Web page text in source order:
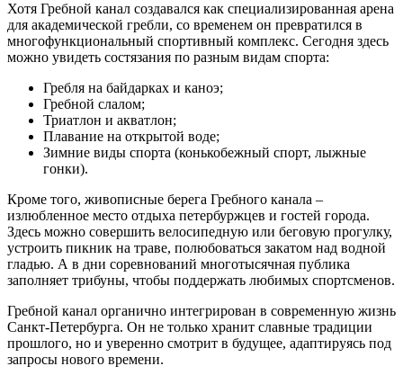
Хотя Гребной канал создавался как специализированная арена
для академической гребли, со временем он превратился в
многофункциональный спортивный комплекс. Сегодня здесь
можно увидеть состязания по разным видам спорта:
Гребля на байдарках и каноэ;
Гребной слалом;
Триатлон и акватлон;
Плавание на открытой воде;
Зимние виды спорта (конькобежный спорт, лыжные
гонки).
Кроме того, живописные берега Гребного канала –
излюбленное место отдыха петербуржцев и гостей города.
Здесь можно совершить велосипедную или беговую прогулку,
устроить пикник на траве, полюбоваться закатом над водной
гладью. А в дни соревнований многотысячная публика
заполняет трибуны, чтобы поддержать любимых спортсменов.
Гребной канал органично интегрирован в современную жизнь
Санкт-Петербурга. Он не только хранит славные традиции
прошлого, но и уверенно смотрит в будущее, адаптируясь под
запросы нового времени.